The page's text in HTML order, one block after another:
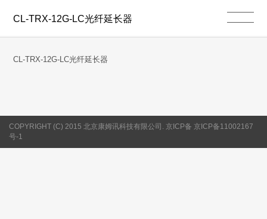
CL-TRX-12G-LC光纤延长器
CL-TRX-12G-LC光纤延长器
COPYRIGHT (C) 2015 北京康姆讯科技有限公司. 京ICP备 京ICP备11002167
号-1